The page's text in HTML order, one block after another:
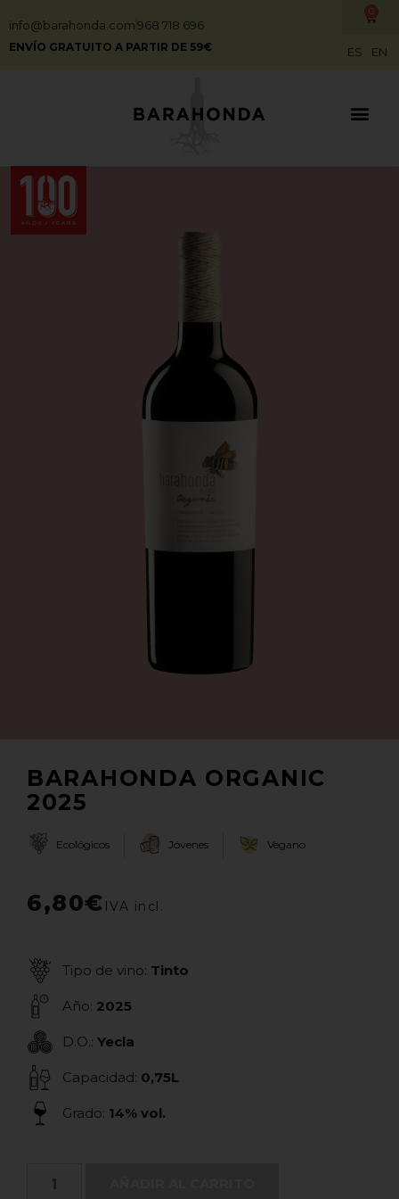
info@barahonda.com968 718 696
ENVÍO GRATUITO A PARTIR DE 59€
0
ES EN
BARAHONDA ORGANIC
2025
Ecológicos Jóvenes Vegano
6,80€
Tipo de vino: Tinto
Año: 2025
D.O.: Yecla
Capacidad: 0,75L
Grado: 14% vol.